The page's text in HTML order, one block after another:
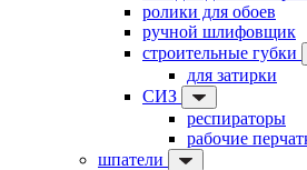
ролики для обоев
ручной шлифовщик
строительные губки
для затирки
СИЗ
респираторы
рабочие
шпатели